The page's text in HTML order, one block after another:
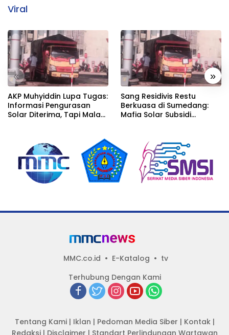
Viral
« »
AKP Muhyiddin Lupa Tugas:
Informasi Pengurasan
Solar Diterima, Tapi Malah
Sang Residivis Restu
Berkuasa di Sumedang:
Mafia Solar Subsidi
Bungkam
MMC.co.id E-Katalog
tv
Terhubung Dengan Kami
Tentang Kami| Iklan | Pedoman Media Siber | Kontak|